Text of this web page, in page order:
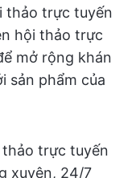
thảo trực tuyến
hội thảo trực
mở rộng khán
sản phẩm của
trực tuyến
xuyên, 24/7